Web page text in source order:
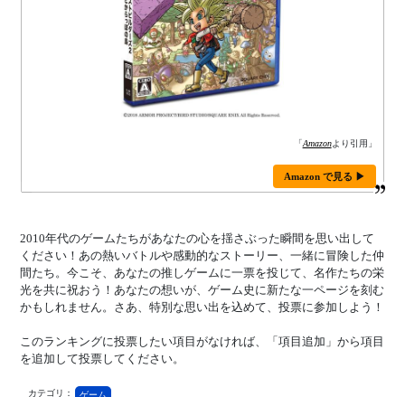
「Amazonより引用」
Amazon で見る ▶
2010年代のゲームたちがあなたの心を揺さぶった瞬間を思い出して
ください！あの熱いバトルや感動的なストーリー、一緒に冒険した仲
間たち。今こそ、あなたの推しゲームに一票を投じて、名作たちの栄
光を共に祝おう！あなたの想いが、ゲーム史に新たな一ページを刻む
かもしれません。さあ、特別な思い出を込めて、投票に参加しよう！
このランキングに投票したい項目がなければ、「項目追加」から項目
を追加して投票してください。
カテゴリ： ゲーム